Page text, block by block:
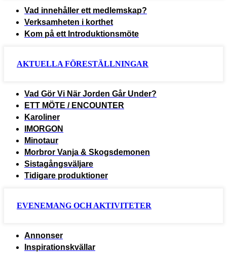
Vad innehåller ett medlemskap?
Verksamheten i korthet
Kom på ett Introduktionsmöte
AKTUELLA FÖRESTÄLLNINGAR
Vad Gör Vi När Jorden Går Under?
ETT MÖTE / ENCOUNTER
Karoliner
IMORGON
Minotaur
Morbror Vanja & Skogsdemonen
Sistagångsväljare
Tidigare produktioner
EVENEMANG OCH AKTIVITETER
Annonser
Inspirationskvällar